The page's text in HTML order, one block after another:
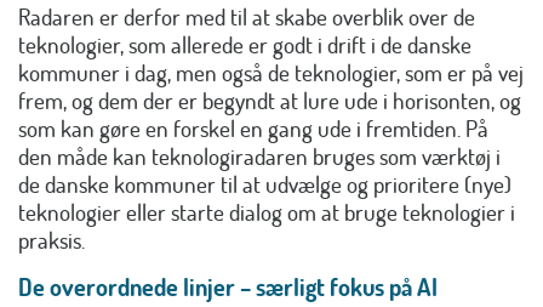
Radaren er derfor med til at skabe overblik over de
teknologier, som allerede er godt i drift i de danske
kommuner i dag, men også de teknologier, som er på vej
frem, og dem der er begyndt at lure ude i horisonten, og
som kan gøre en forskel en gang ude i fremtiden. På
den måde kan teknologiradaren bruges som værktøj i
de danske kommuner til at udvælge og prioritere (nye)
teknologier eller starte dialog om at bruge teknologier i
praksis.
De overordnede linjer – særligt fokus på AI